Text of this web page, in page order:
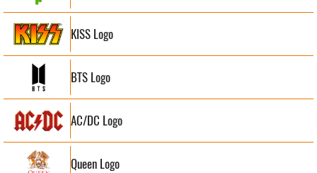
KISS Logo
BTS Logo
AC/DC Logo
Queen Logo